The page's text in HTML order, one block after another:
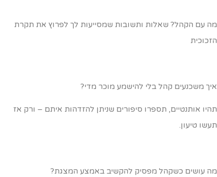
עם הקהל? שאלות ותשובות שמסייעות לך לפרוץ את תקרת
משכנעים קהל בלי להישמע מוכר מדי?
אותנטיים, תספרו סיפורים שניתן להזדהות איתם – ורק אז
טיעון.
עושים כשקהל מפסיק להקשיב באמצע המצגת?